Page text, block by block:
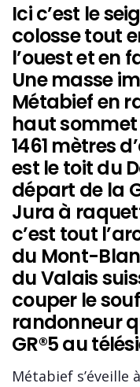
Ici c’est le
colosse tout
l’ouest et en
Une masse
Métabief en
haut
1461 mètres
est le toit du
départ de la
Jura à
c’est tout
du Mont-
du Valais
couper le
randonneur
GR®5 au
Métabief s’éveille